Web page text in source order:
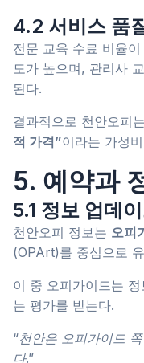
4.2 서비스 품
전문 교육 수료 비율
도가 높으며, 관리사
된다.
결과적으로 천안오피는
적 가격”이라는 가성
5. 예약과
5.1 정보 업데
천안오피 정보는 오피
(OPArt)를 중심으로
이 중 오피가이드는
는 평가를 받는다.
“천안은 오피가이드
다.”